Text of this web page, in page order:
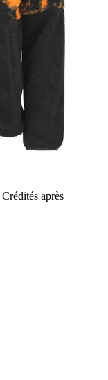
Crédités après